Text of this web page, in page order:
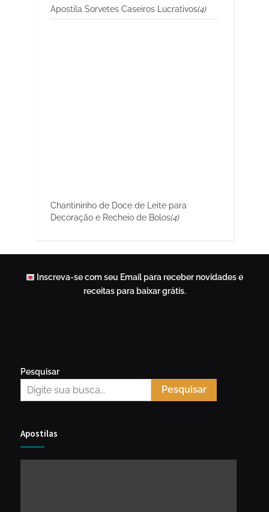
Apostila Sorvetes Caseiros Lucrativos(4)
Chantininho de Doce de Leite para
Decoração e Recheio de Bolos(4)
Inscreva-se com seu Email para receber novidades e
receitas para baixar grátis.
Pesquisar
Pesquisar
Apostilas